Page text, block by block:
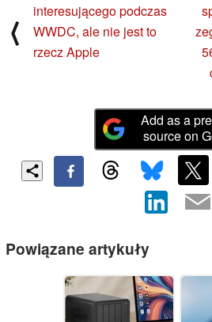
⟨
interesującego podczas
WWDC, ale nie jest to
rzecz Apple
Add as a
source on
Powiązane artykuły